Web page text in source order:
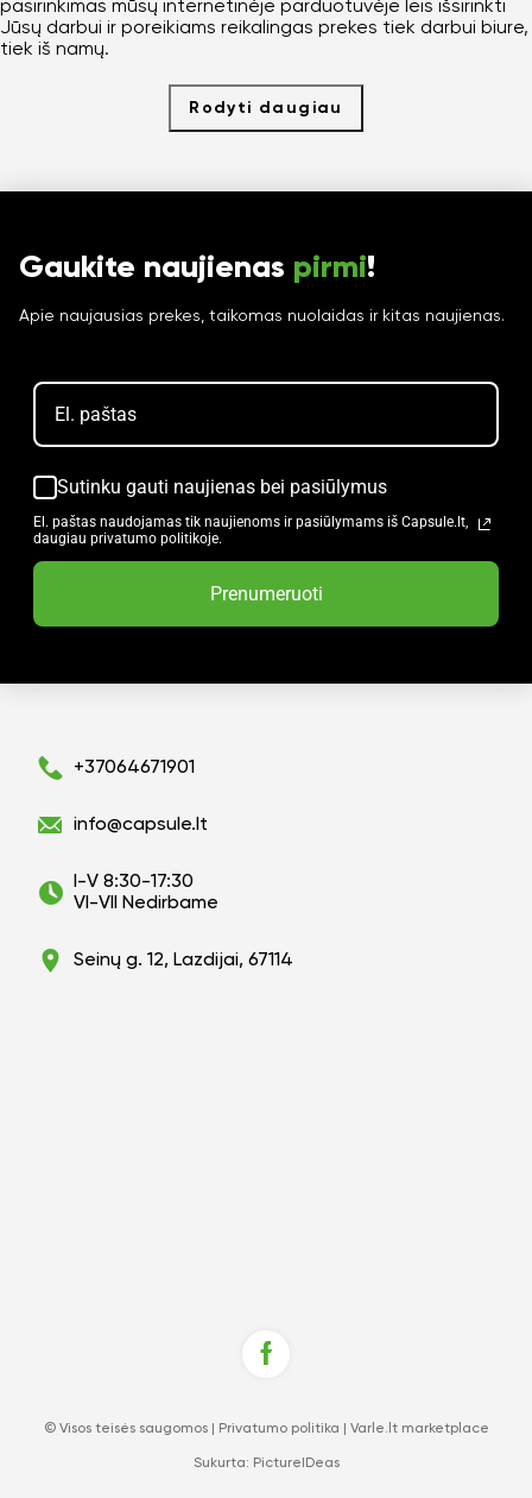
pasirinkimas mūsų internetinėje parduotuvėje leis išsirinkti
Jūsų darbui ir poreikiams reikalingas prekes tiek darbui biure,
tiek iš namų.
Rodyti daugiau
Gaukite naujienas pirmi!
Apie naujausias prekes, taikomas nuolaidas ir kitas naujienas.
Sutinku gauti naujienas bei pasiūlymus
El. paštas naudojamas tik naujienoms ir pasiūlymams iš Capsule.lt,
daugiau privatumo politikoje.
Prenumeruoti
+37064671901
info@capsule.lt
I-V 8:30-17:30
VI-VII Nedirbame
Seinų g. 12, Lazdijai, 67114
© Visos teisės saugomos | Privatumo politika Varle.lt marketplace
Sukurta: PictureIDeas